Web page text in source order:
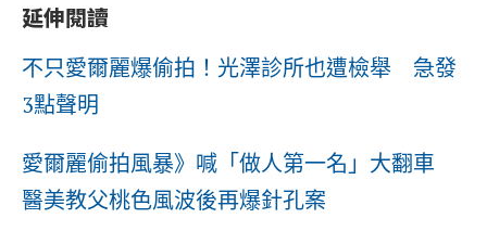
延伸閱讀
不只愛爾麗爆偷拍！光澤診所也遭檢舉 急發
3點聲明
愛爾麗偷拍風暴》喊「做人第一名」大翻車
醫美教父桃色風波後再爆針孔案